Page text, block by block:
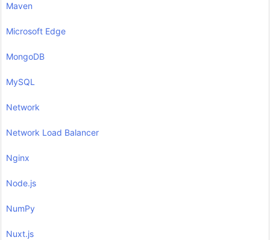
Maven
Microsoft Edge
MongoDB
MySQL
Network
Network Load Balancer
Nginx
Node.js
NumPy
Nuxt.js